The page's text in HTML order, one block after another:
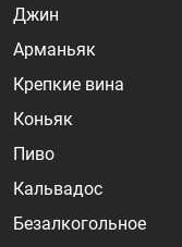
Джин
Арманьяк
Крепкие вина
Коньяк
Пиво
Кальвадос
Безалкогольное